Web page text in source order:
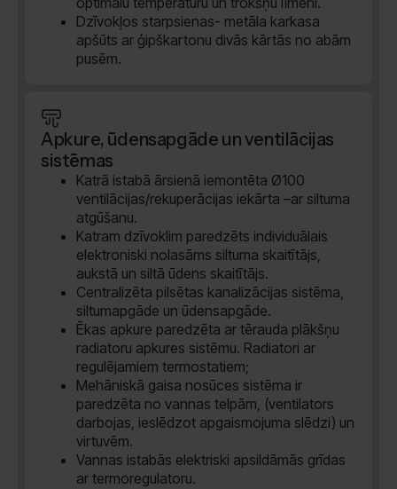
Dzīvokļos starpsienas- metāla karkasa
apšūts ar ģipškartonu divās kārtās no abām
pusēm.
Apkure, ūdensapgāde un ventilācijas
sistēmas
Katrā istabā ārsienā iemontēta Ø100
ventilācijas/rekuperācijas iekārta –ar siltuma
atgūšanu.
Katram dzīvoklim paredzēts individuālais
elektroniski nolasāms siltuma skaitītājs,
aukstā un siltā ūdens skaitītājs.
Centralizēta pilsētas kanalizācijas sistēma,
siltumapgāde un ūdensapgāde.
Ēkas apkure paredzēta ar tērauda plākšņu
radiatoru apkures sistēmu. Radiatori ar
regulējamiem termostatiem;
Mehāniskā gaisa nosūces sistēma ir
paredzēta no vannas telpām, (ventilators
darbojas, ieslēdzot apgaismojuma slēdzi) un
virtuvēm.
Vannas istabās elektriski apsildāmās grīdas
ar termoregulatoru.